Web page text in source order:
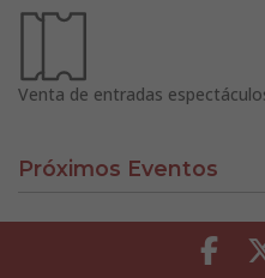
Venta de entradas
Próximos Eventos